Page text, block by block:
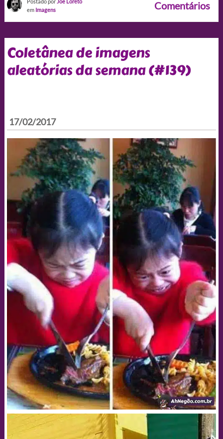
Postado por Joe Loreto
em Imagens Comentários
Coletânea de imagens
aleatórias da semana (#139)
17/02/2017